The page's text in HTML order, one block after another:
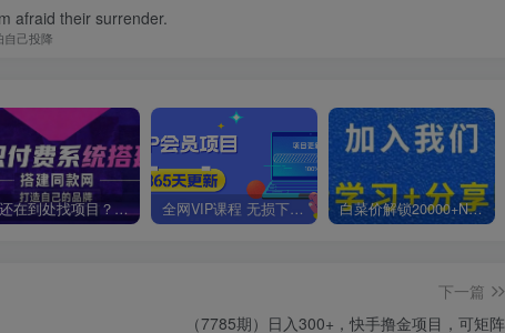
afraid their surrender.
自己投降
你还在到处找项目？还在当韭菜？我靠卖项目一个月收入5万+，曾经我也是个失败者。 全网VIP课程 无损下载~ 白菜价解锁20000+N个赚钱机会，加入知拾光会员，全站资源免费学习。
下一篇
（7785期）日入300+，快手撸金项目，可矩阵